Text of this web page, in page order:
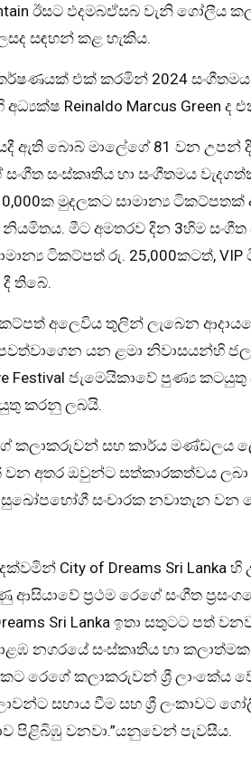
ඊසට ඵදමබඒසබ වැනි ගෝලීය
සඳහන් කළ හැකිය.
එක් කරමින් 2024 සංගීතමය
අධ්‍යක්ෂ Reinaldo Marcus Green
ඇති බොබ් මාලේගේ 81 වන
සංගීත සංස්කෘතිය හා සංගීතමය
මුදලකට සාමාන්‍ය
මීට අමතරව දින 3හිම සංගීත
ටිකට්පත් රු. 25,000කටත්,
තිබේ.
අලෙවිය තුලින් ලැබෙන
යන ළමා නිවාසයන්හි ජල
Festival ජැමෙයිකාවේ පුණ්‍ය කටයුතු
කරනු ලබයි.
කලාකරුවන් සහ කාර්ය
අතර ඔවුන්ට සත්කාරකත්වය ලබා
සුඛෝපභෝගී සංචාරක නවාතැන වන
City of Dreams Sri Lanka
ආසියාවේ ප්‍රථම රෙගේ සංගීත
Sri Lanka ඉතා සතුටට පත්
නගරයේ සංස්කෘතිය හා කලාත්මක
රෙගේ කලාකරුවන් ශ්‍රී ලාංකේය
සහාය වීම සහ ශ්‍රී ලංකාවට
පිළිබිඹු වනවා.”යනුවෙන් පැවසීය.